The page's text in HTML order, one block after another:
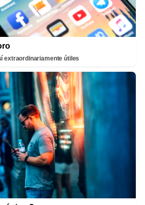
extraordinariamente útiles